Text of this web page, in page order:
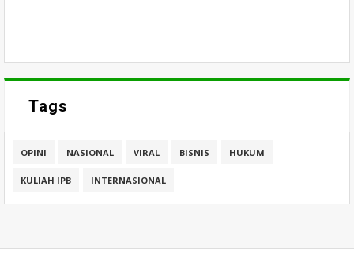
Tags
OPINI NASIONAL VIRAL BISNIS HUKUM
KULIAH IPB INTERNASIONAL